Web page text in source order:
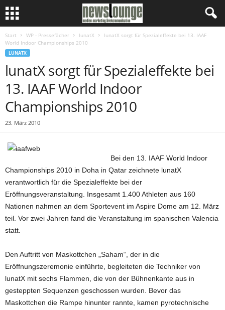
Start WP - Pressefächer lunatX
lunatX sorgt für Spezialeffekte bei 13. IAAF
World Indoor Championships 2010
LUNATX
lunatX sorgt für Spezialeffekte bei
13. IAAF World Indoor
Championships 2010
23. März 2010
Bei den 13. IAAF World Indoor
Championships 2010 in Doha in Qatar zeichnete lunatX
verantwortlich für die Spezialeffekte bei der
Eröffnungsveranstaltung. Insgesamt 1.400 Athleten aus 160
Nationen nahmen an dem Sportevent im Aspire Dome am 12. März
teil. Vor zwei Jahren fand die Veranstaltung im spanischen Valencia
statt.
Den Auftritt von Maskottchen „Saham“, der in die
Eröffnungszeremonie einführte, begleiteten die Techniker von
lunatX mit sechs Flammen, die von der Bühnenkante aus in
gesteppten Sequenzen geschossen wurden. Bevor das
Maskottchen die Rampe hinunter rannte, kamen pyrotechnische